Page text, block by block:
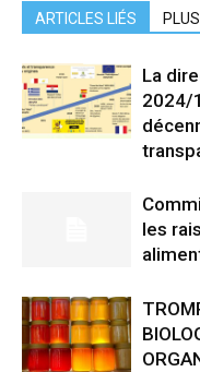
ARTICLES LIÉS
La
2024/
les